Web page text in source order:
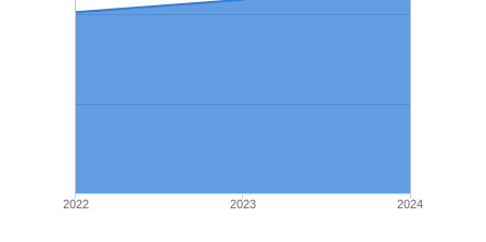
2022 2023 2024